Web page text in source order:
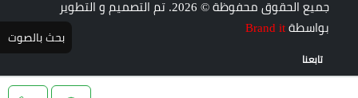
جميع الحقوق محفوظة © 2026. تم التصميم و التطوير
بواسطة Brand it
تابعنا
بحث بالصوت